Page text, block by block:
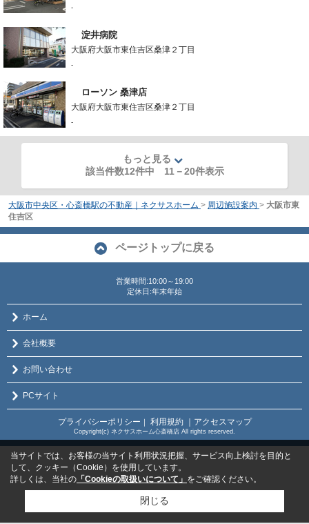
-
淀井病院
大阪府大阪市東住吉区桑津２丁目
-
ローソン 桑津店
大阪府大阪市東住吉区桑津２丁目
-
もっと見る
該当件数12件中 11 －20件表示
大阪市中央区・心斎橋駅の不動産｜ネクサスホーム > 周辺施設案内 > 大阪市東
住吉区
ページトップに戻る
営業時間:10:00～19:00
定休日:年末年始
ホーム
会社概要
お問い合わせ
PCサイト
プライバシーポリシー ｜ 利用規約 ｜アクセスマップ
Copyright(c) ネクサスホーム心斎橋店 All rights reserved.
当サイトでは、お客様の当サイト利用状況把握、サービス向上検討を目的と
して、クッキー（Cookie）を使用しています。
詳しくは、当社の 「Cookieの取扱いについて」 をご確認ください。
閉じる